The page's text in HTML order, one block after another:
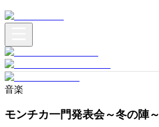
音楽
モンチカ一門発表会～冬の陣～